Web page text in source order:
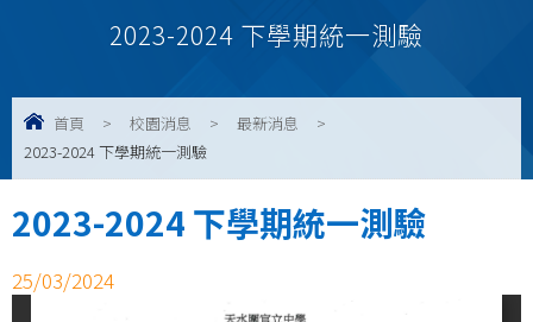
2023-2024 下學期統一測驗
首頁 > 校園消息 > 最新消息
>
2023-2024 下學期統一測驗
2023-2024 下學期統一測驗
25/03/2024